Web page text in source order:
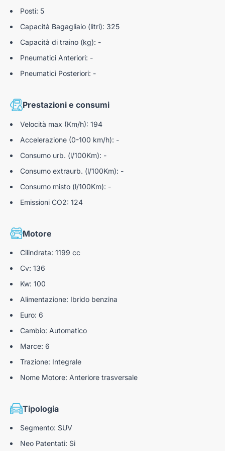
Guida autonoma di livello 2 con traffic jam assist
Pad cover con logo The North Face
Quadro strumenti digitale da 10,25" a colori
Illuminazione d'ambiente interna con 8 colori
Posti: 5
Capacità Bagagliaio (litri): 325
Capacità di traino (kg): -
Pneumatici Anteriori: -
Pneumatici Posteriori: -
Prestazioni e consumi
Velocità max (Km/h): 194
Accelerazione (0-100 km/h): -
Consumo urb. (l/100Km): -
Consumo extraurb. (l/100Km): -
Consumo misto (l/100Km): -
Emissioni CO2: 124
Motore
Cilindrata: 1199 cc
Cv: 136
Kw: 100
Alimentazione: Ibrido benzina
Euro: 6
Cambio: Automatico
Marce: 6
Trazione: Integrale
Nome Motore: Anteriore trasversale
Tipologia
Segmento: SUV
Neo Patentati: Si